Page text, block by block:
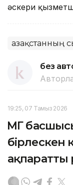
әскери
Қазақстанның
без
19:25, 07 Тамыз 2026
ҚМГ
бірлескен
ақпаратты